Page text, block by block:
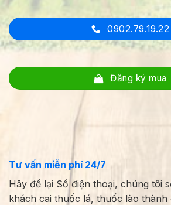
0902.79.19.22
Đăng ký mua
Tư vấn miễn phí 24/7
Hãy để lại Số điện thoại, chúng tôi
khách cai thuốc lá, thuốc lào thành